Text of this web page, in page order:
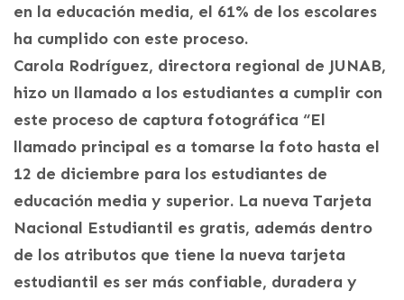
en la educación media, el 61% de los escolares
ha cumplido con este proceso.
Carola Rodríguez, directora regional de JUNAB,
hizo un llamado a los estudiantes a cumplir con
este proceso de captura fotográfica “El
llamado principal es a tomarse la foto hasta el
12 de diciembre para los estudiantes de
educación media y superior. La nueva Tarjeta
Nacional Estudiantil es gratis, además dentro
de los atributos que tiene la nueva tarjeta
estudiantil es ser más confiable, duradera y